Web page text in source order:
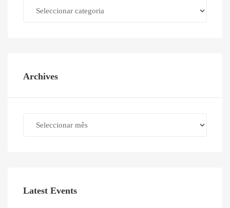
Archives
Latest Events